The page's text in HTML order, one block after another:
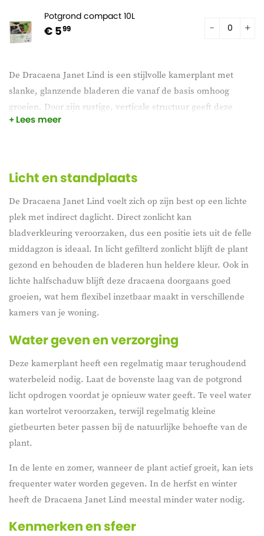
De Dracaena Janet Lind is een stijlvolle kamerplant met
slanke, glanzende bladeren die vanaf de basis omhoog
groeien. Door zijn rustige, verticale structuur geeft deze
dracaena een frisse en groene uitstraling aan woonkamers,
interieurstijl. Dankzij zijn onderhoudsvriendelijke karakter is
de Dracaena Janet Lind een geliefde keuze voor
plantenliefhebbers met uiteenlopende ervaringsniveaus. Hij
combineert sierlijke elegantie met een toegankelijke
verzorging.
Lees meer
Potgrond compact 10L
€ 599
Licht en standplaats
De Dracaena Janet Lind voelt zich op zijn best op een lichte
plek met indirect daglicht. Direct zonlicht kan
bladverkleuring veroorzaken, dus een positie iets uit de felle
middagzon is ideaal. In licht gefilterd zonlicht blijft de plant
gezond en behouden de bladeren hun heldere kleur. Ook in
lichte halfschaduw blijft deze dracaena doorgaans goed
groeien, wat hem flexibel inzetbaar maakt in verschillende
kamers van je woning.
Water geven en verzorging
Deze kamerplant heeft een regelmatig maar terughoudend
waterbeleid nodig. Laat de bovenste laag van de potgrond
licht opdrogen voordat je opnieuw water geeft. Te veel water
kan wortelrot veroorzaken, terwijl regelmatig kleine
gietbeurten beter passen bij de natuurlijke behoefte van de
plant.
In de lente en zomer, wanneer de plant actief groeit, kan iets
frequenter water worden gegeven. In de herfst en winter
heeft de Dracaena Janet Lind meestal minder water nodig.
Kenmerken en sfeer